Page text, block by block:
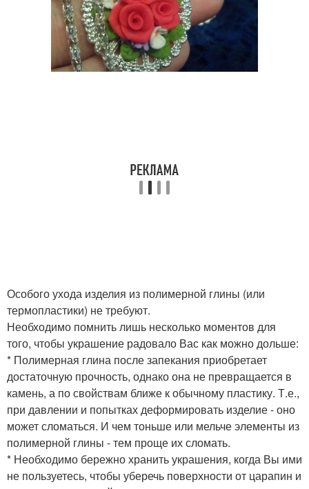
Особого ухода изделия из полимерной глины (или
термопластики) не требуют.
Необходимо помнить лишь несколько моментов для
того, чтобы украшение радовало Вас как можно дольше:
* Полимерная глина после запекания приобретает
достаточную прочность, однако она не превращается в
камень, а по свойствам ближе к обычному пластику. Т.е.,
при давлении и попытках деформировать изделие - оно
может сломаться. И чем тоньше или мельче элементы из
полимерной глины - тем проще их сломать.
* Необходимо бережно хранить украшения, когда Вы ими
не пользуетесь, чтобы уберечь поверхности от царапин и